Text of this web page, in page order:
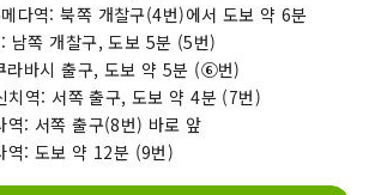
다역: 북쪽 개찰구(4번)에서 도보 약 6분
남쪽 개찰구, 도보 5분 (5번)
라바시 출구, 도보 약 5분 (⑥번)
치역: 서쪽 출구, 도보 약 4분 (7번)
역: 서쪽 출구(8번) 바로 앞
역: 도보 약 12분 (9번)